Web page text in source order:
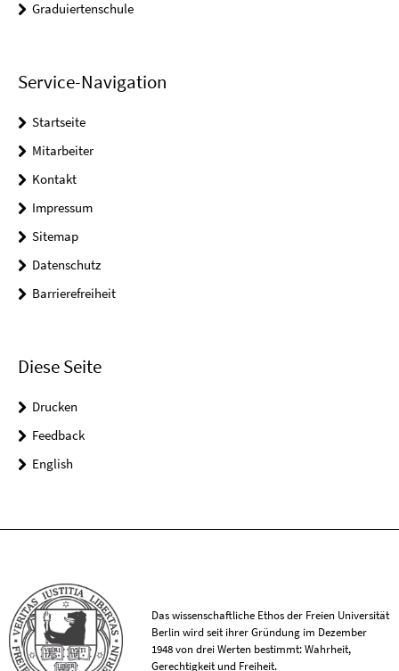
Graduiertenschule
Service-Navigation
Startseite
Mitarbeiter
Kontakt
Impressum
Sitemap
Datenschutz
Barrierefreiheit
Diese Seite
Drucken
Feedback
English
Das wissenschaftliche Ethos der Freien Universität
Berlin wird seit ihrer Gründung im Dezember
1948 von drei Werten bestimmt: Wahrheit,
Gerechtigkeit und Freiheit.